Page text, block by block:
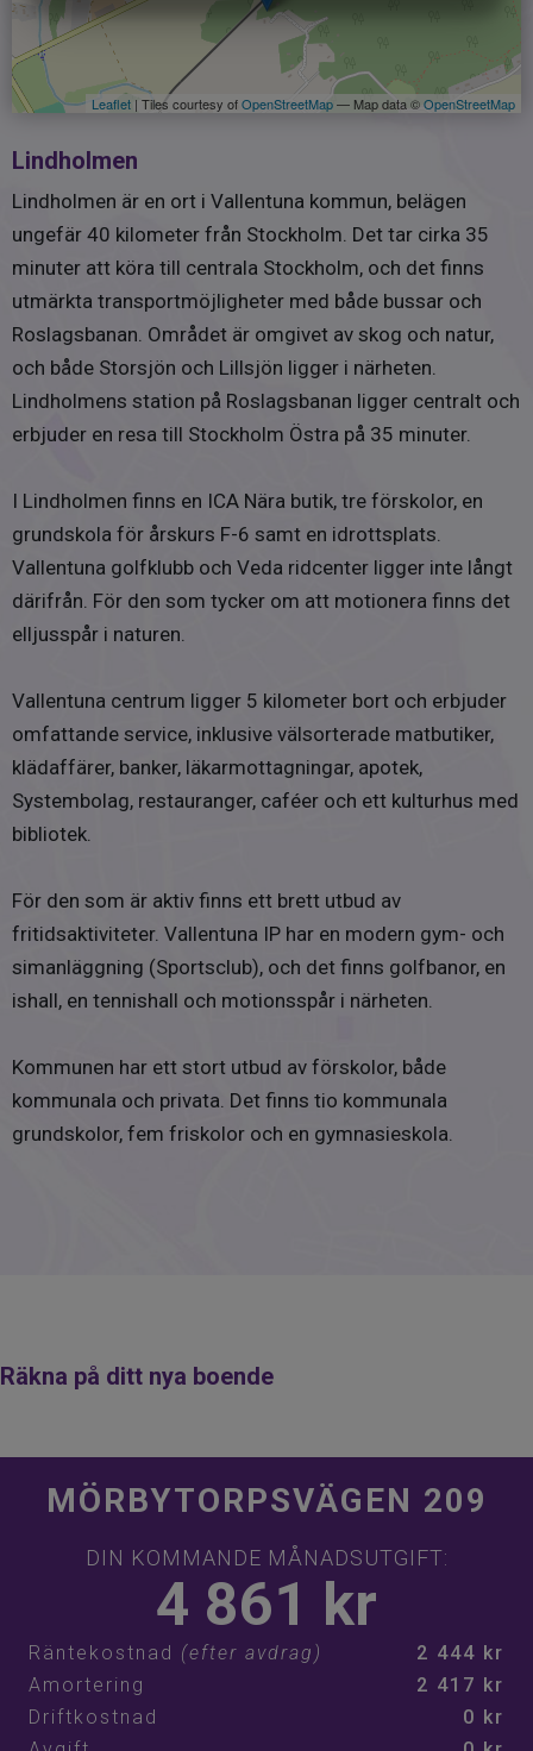
Leaflet | Tiles courtesy ofOpenStreetMap— Map data ©OpenStreetMap
Lindholmen
Lindholmen är en ort i Vallentuna kommun, belägen
ungefär 40 kilometer från Stockholm. Det tar cirka 35
minuter att köra till centrala Stockholm, och det finns
utmärkta transportmöjligheter med både bussar och
Roslagsbanan. Området är omgivet av skog och natur,
och både Storsjön och Lillsjön ligger i närheten.
Lindholmens station på Roslagsbanan ligger centralt och
erbjuder en resa till Stockholm Östra på 35 minuter.
I Lindholmen finns en ICA Nära butik, tre förskolor, en
grundskola för årskurs F-6 samt en idrottsplats.
Vallentuna golfklubb och Veda ridcenter ligger inte långt
därifrån. För den som tycker om att motionera finns det
elljusspår i naturen.
Vallentuna centrum ligger 5 kilometer bort och erbjuder
omfattande service, inklusive välsorterade matbutiker,
klädaffärer, banker, läkarmottagningar, apotek,
Systembolag, restauranger, caféer och ett kulturhus med
bibliotek.
För den som är aktiv finns ett brett utbud av
fritidsaktiviteter. Vallentuna IP har en modern gym- och
simanläggning (Sportsclub), och det finns golfbanor, en
ishall, en tennishall och motionsspår i närheten.
Kommunen har ett stort utbud av förskolor, både
kommunala och privata. Det finns tio kommunala
grundskolor, fem friskolor och en gymnasieskola.
Räkna på ditt nya boende
MARKNADSFÖRING STATISTIK